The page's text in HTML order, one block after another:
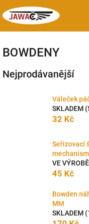
na
obsah
BOWDENY
Nejprodávanější
Váleček
SKLADEM
32 Kč
Seřizovací
VE VÝROBĚ
45 Kč
Bowden
MM
SKLADEM